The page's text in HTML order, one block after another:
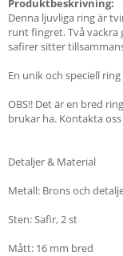
Denna ljuvliga ring är
runt fingret. Två vackra
safirer sitter
En unik och speciell
OBS!! Det är en bred
brukar ha. Kontakta
Detaljer & Material
Metall: Brons och
Sten: Safir, 2 st
Mått: 16 mm bred